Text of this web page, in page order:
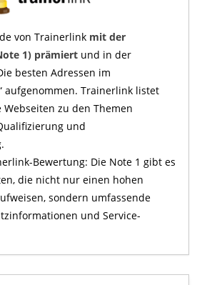
von Trainerlink mit der
1) prämiert und in der
besten Adressen im
aufgenommen. Trainerlink listet
zu den Themen
und
Bewertung: Die Note 1 gibt es
die nicht nur einen hohen
sondern umfassende
und Service-